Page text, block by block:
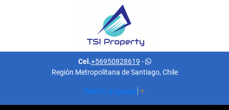
Cel.+56950828619 -
Región Metropolitana de Santiago, Chile
Select Language ▼